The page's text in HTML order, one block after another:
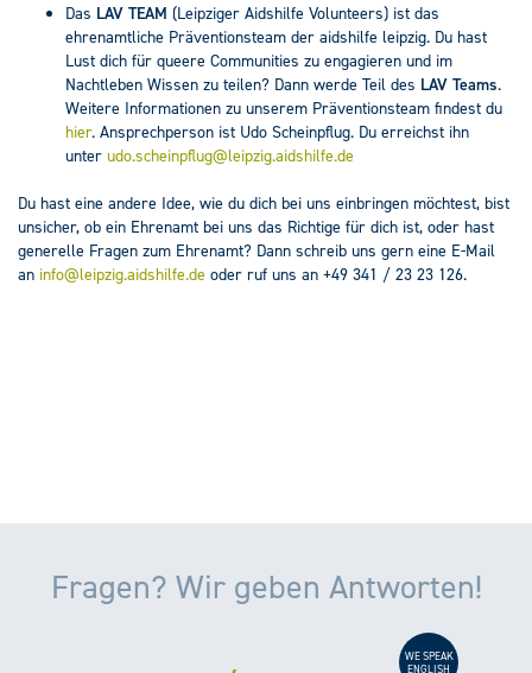
Das LAV TEAM (Leipziger Aidshilfe Volunteers) ist das
ehrenamtliche Präventionsteam der aidshilfe leipzig. Du hast
Lust dich für queere Communities zu engagieren und im
Nachtleben Wissen zu teilen? Dann werde Teil des LAV Teams.
Weitere Informationen zu unserem Präventionsteam findest du
hier. Ansprechperson ist Udo Scheinpflug. Du erreichst ihn
unter udo.scheinpflug@leipzig.aidshilfe.de
Du hast eine andere Idee, wie du dich bei uns einbringen möchtest, bist
unsicher, ob ein Ehrenamt bei uns das Richtige für dich ist, oder hast
generelle Fragen zum Ehrenamt? Dann schreib uns gern eine E-Mail
an info@leipzig.aidshilfe.de oder ruf uns an +49 341 / 23 23 126.
Fragen? Wir geben Antworten!
WE SPEAK
ENGLISH